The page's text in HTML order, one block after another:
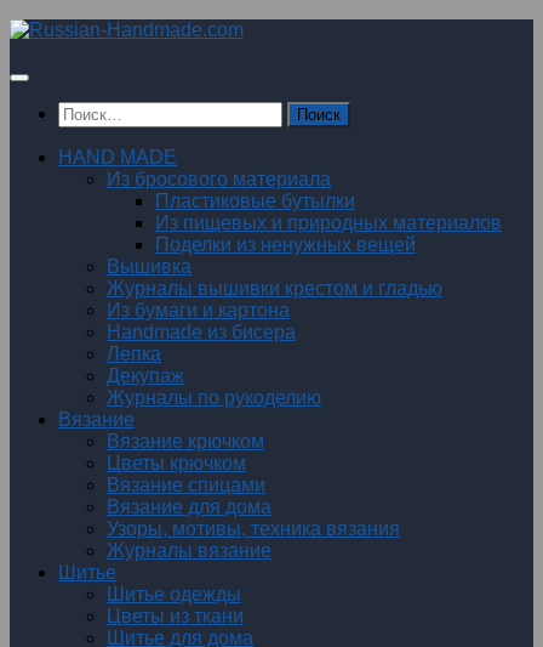
Перейти
содержимому
Найти:
HAND MADE
Из бросового материала
Пластиковые бутылки
Из пищевых и природных материалов
Поделки из ненужных вещей
Вышивка
Журналы вышивки крестом и гладью
Из бумаги и картона
Handmade из бисера
Лепка
Декупаж
Журналы по рукоделию
Вязание
Вязание крючком
Цветы крючком
Вязание спицами
Вязание для дома
Узоры, мотивы, техника вязания
Журналы вязание
Шитье
Шитье одежды
Цветы из ткани
Шитье для дома